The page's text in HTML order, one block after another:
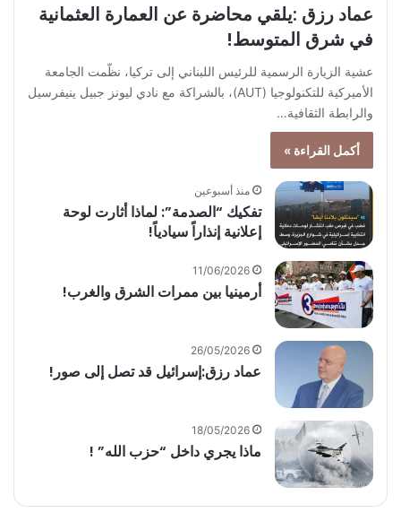
عماد رزق :يلقي محاضرة عن العمارة العثمانية
في شرق المتوسط!
عشية الزيارة الرسمية للرئيس اللبناني إلى تركيا، نظّمت الجامعة
الأميركية للتكنولوجيا (AUT)، بالشراكة مع نادي ليونز جبيل ينيفرسيل
والرابطة الثقافية…
أكمل القراءة »
منذ أسبوعين
تفكيك “الصدمة”: لماذا أثارت لوحة
إعلانية إنذاراً سيادياً!
11/06/2026
أرمينيا بين ممرات الشرق والغرب!
26/05/2026
عماد رزق:إسرائيل قد تصل إلى صور!
18/05/2026
ماذا يجري داخل “حزب الله” !